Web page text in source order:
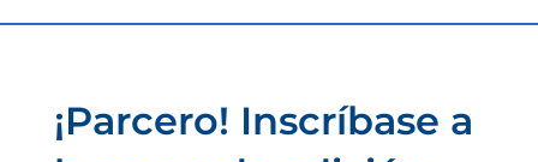
¡Parcero! Inscríbase a